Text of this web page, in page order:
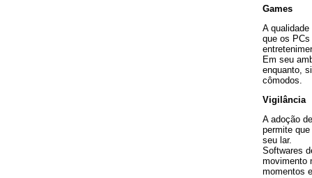
Games
A
que os
Em seu
enquanto,
cômodos.
Vigilância
A adoção
permite
seu lar.
Softwares
movimento
momentos